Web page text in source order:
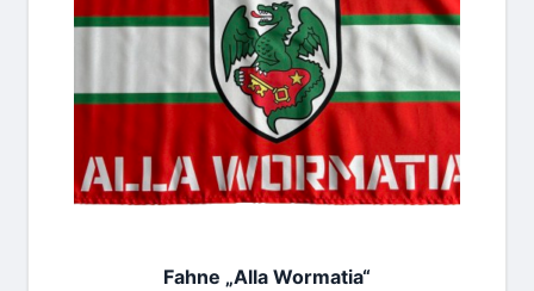
Fahne „Alla Wormatia“